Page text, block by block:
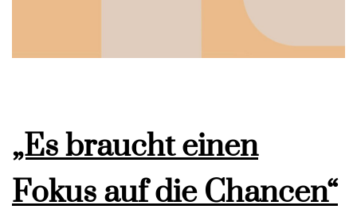
„Es braucht einen
Fokus auf die Chancen“